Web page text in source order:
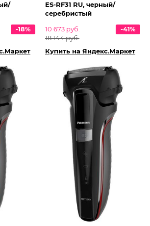
-18%
ES-RF31 RU, черный/
серебристый
10 673 руб.
18 144 руб.
-41%
Купить на Яндекс.Маркет